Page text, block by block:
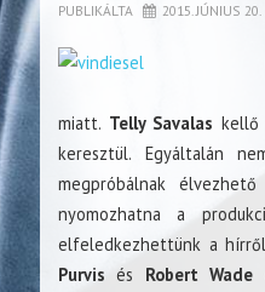
PUBLIKÁLTA 2015. JÚNIUS 20.
miatt. Telly Savalas kellő
keresztül. Egyáltalán
megpróbálnak
nyomozhatna a
elfeledkezhettünk a
Purvis és Robert Wade